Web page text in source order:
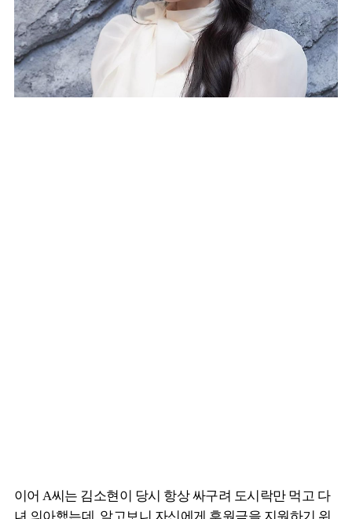
이어 A씨는 김소현이 당시 항상 싸구려 도시락만 먹고 다